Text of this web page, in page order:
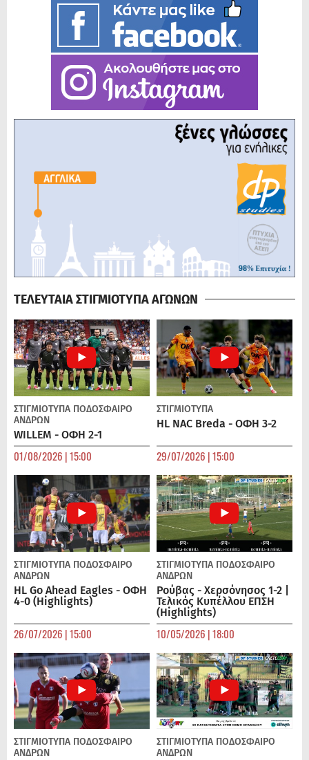
ΤΕΛΕΥΤΑΙΑ ΣΤΙΓΜΙΟΤΥΠΑ ΑΓΩΝΩΝ
ΣΤΙΓΜΙΟΤΥΠΑ ΠΟΔΌΣΦΑΙΡΟ
ΑΝΔΡΏΝ
WILLEM - ΟΦΗ 2-1
01/08/2026 | 15:00
ΣΤΙΓΜΙΟΤΥΠΑ
HL NAC Breda - ΟΦΗ 3-2
29/07/2026 | 15:00
ΣΤΙΓΜΙΟΤΥΠΑ ΠΟΔΌΣΦΑΙΡΟ
ΑΝΔΡΏΝ
HL Go Ahead Eagles - ΟΦΗ
4-0 (Highlights)
26/07/2026 | 15:00
ΣΤΙΓΜΙΟΤΥΠΑ ΠΟΔΌΣΦΑΙΡΟ
ΑΝΔΡΏΝ
Ρούβας - Χερσόνησος 1-2 |
Τελικός Κυπέλλου ΕΠΣΗ
(Highlights)
10/05/2026 | 18:00
ΣΤΙΓΜΙΟΤΥΠΑ ΠΟΔΌΣΦΑΙΡΟ
ΑΝΔΡΏΝ
ΣΤΙΓΜΙΟΤΥΠΑ ΠΟΔΌΣΦΑΙΡΟ
ΑΝΔΡΏΝ